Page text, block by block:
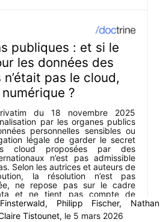
publiques : et si le
les données des
pas le cloud,
?
du 18 novembre 2025
par les organes publics
personnelles sensibles ou
légale de garder le secret
cloud proposées par des
n’est pas admissible
Selon les autrices et auteurs de
la résolution n’est pas
ne repose pas sur le cadre
et ne tient pas compte de
en présence.
, Philipp Fischer, Nathan
Tistounet, le 5 mars 2026